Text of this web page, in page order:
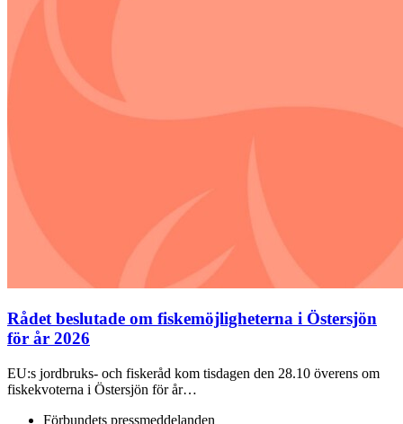
Rådet beslutade om fiskemöjligheterna i Östersjön
för år 2026
EU:s jordbruks- och fiskeråd kom tisdagen den 28.10 överens om
fiskekvoterna i Östersjön för år…
Förbundets pressmeddelanden